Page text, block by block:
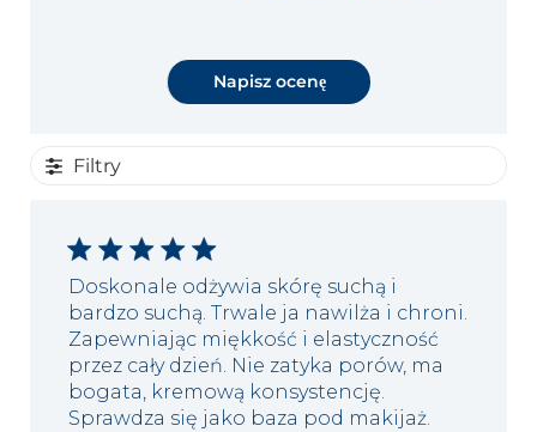
Napisz ocenę
Filtry
Doskonale odżywia skórę suchą i
bardzo suchą. Trwale ja nawilża i chroni.
Zapewniając miękkość i elastyczność
przez cały dzień. Nie zatyka porów, ma
bogata, kremową konsystencję.
Sprawdza się jako baza pod makijaż.